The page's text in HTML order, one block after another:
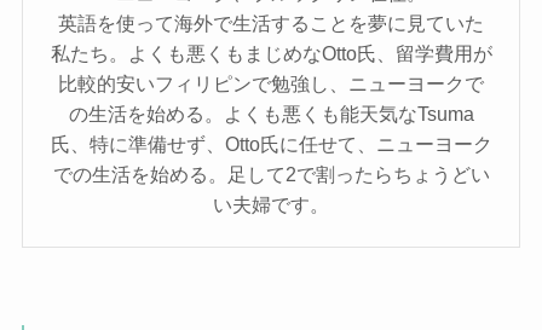
英語を使って海外で生活することを夢に見ていた
私たち。よくも悪くもまじめなOtto氏、留学費用が
比較的安いフィリピンで勉強し、ニューヨークで
の生活を始める。よくも悪くも能天気なTsuma
氏、特に準備せず、Otto氏に任せて、ニューヨーク
での生活を始める。足して2で割ったらちょうどい
い夫婦です。